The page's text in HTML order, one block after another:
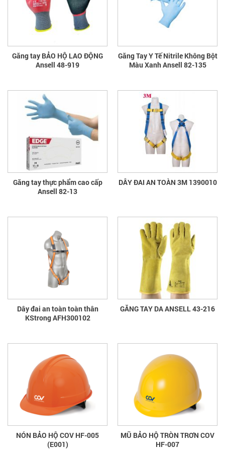
Găng tay BẢO HỘ LAO ĐỘNG
Ansell 48-919
Găng Tay Y Tế Nitrile Không Bột
Màu Xanh Ansell 82-135
Găng tay thực phẩm cao cấp
Ansell 82-13
DÂY ĐAI AN TOÀN 3M 1390010
Dây đai an toàn toàn thân
KStrong AFH300102
GĂNG TAY DA ANSELL 43-216
NÓN BẢO HỘ COV HF-005
(E001)
MŨ BẢO HỘ TRÒN TRƠN COV
HF-007